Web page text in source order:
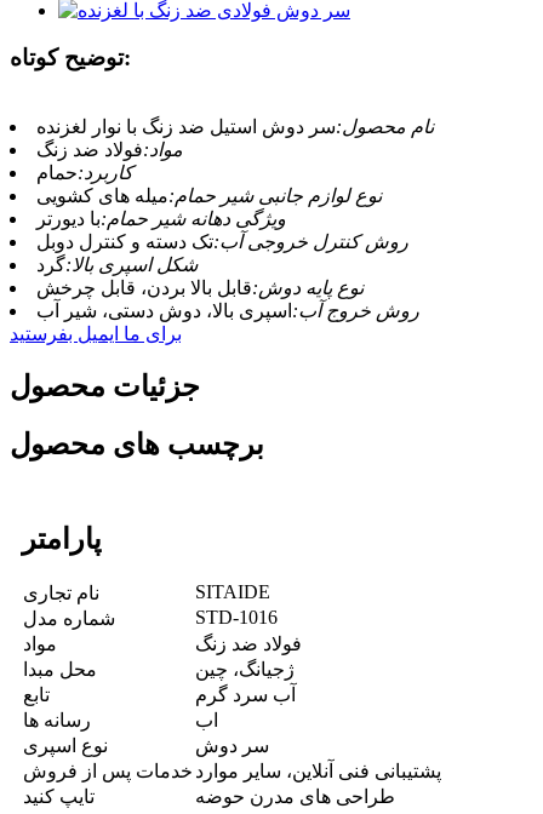
توضیح کوتاه:
نام محصول:سر دوش استیل ضد زنگ با نوار لغزنده
مواد:فولاد ضد زنگ
کاربرد:حمام
نوع لوازم جانبی شیر حمام:میله های کشویی
ویژگی دهانه شیر حمام:با دیورتر
روش کنترل خروجی آب:تک دسته و کنترل دوبل
شکل اسپری بالا:گرد
نوع پایه دوش:قابل بالا بردن، قابل چرخش
روش خروج آب: اسپری بالا، دوش دستی، شیر آب
برای ما ایمیل بفرستید
جزئیات محصول
برچسب های محصول
پارامتر
نام تجاری
SITAIDE
شماره مدل
STD-1016
مواد
فولاد ضد زنگ
محل مبدا
ژجیانگ، چین
تابع
آب سرد گرم
رسانه ها
اب
نوع اسپری
سر دوش
خدمات پس از فروش پشتیبانی فنی آنلاین، سایر موارد
تایپ کنید
طراحی های مدرن حوضه